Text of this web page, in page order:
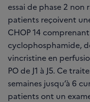
essai de phase 2
patients reçoivent
CHOP 14
cyclophosphamide,
vincristine en
PO de J1 à J5. Ce
semaines jusqu’à 6
patients ont un